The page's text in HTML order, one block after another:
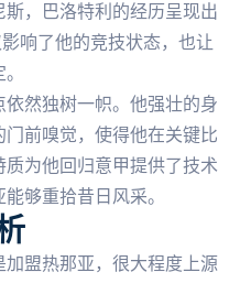
，巴洛特利的经历呈现出
响了他的竞技状态，也让
然独树一帜。他强壮的身
前嗅觉，使得他在关键比
为他回归意甲提供了技术
够重拾昔日风采。
盟热那亚，很大程度上源